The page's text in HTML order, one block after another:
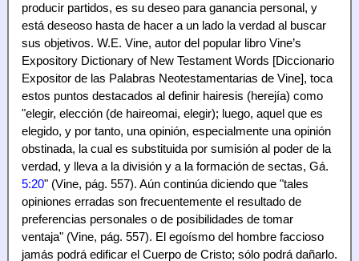
producir partidos, es su deseo para ganancia personal, y
está deseoso hasta de hacer a un lado la verdad al buscar
sus objetivos. W.E. Vine, autor del popular libro Vine’s
Expository Dictionary of New Testament Words [Diccionario
Expositor de las Palabras Neotestamentarias de Vine], toca
estos puntos destacados al definir hairesis (herejía) como
"elegir, elección (de haireomai, elegir); luego, aquel que es
elegido, y por tanto, una opinión, especialmente una opinión
obstinada, la cual es substituida por sumisión al poder de la
verdad, y lleva a la división y a la formación de sectas, Gá.
5:20" (Vine, pág. 557). Aún continúa diciendo que "tales
opiniones erradas son frecuentemente el resultado de
preferencias personales o de posibilidades de tomar
ventaja" (Vine, pág. 557). El egoísmo del hombre faccioso
jamás podrá edificar el Cuerpo de Cristo; sólo podrá dañarlo.